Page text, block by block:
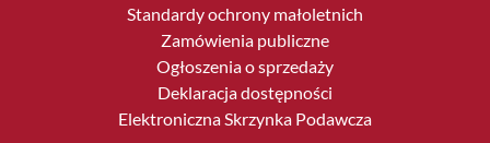
Standardy ochrony małoletnich
Zamówienia publiczne
Ogłoszenia o sprzedaży
Deklaracja dostępności
Elektroniczna Skrzynka Podawcza